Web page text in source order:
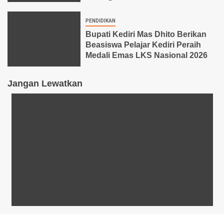
PENDIDIKAN
Bupati Kediri Mas Dhito Berikan
Beasiswa Pelajar Kediri Peraih
Medali Emas LKS Nasional 2026
Jangan Lewatkan